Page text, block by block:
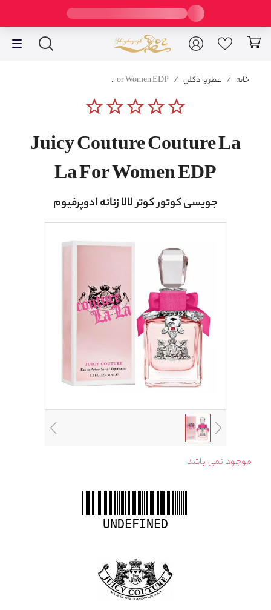
خانه / عطر و ادکلن /
Juicy Couture Couture La La For Women EDP
star_borderstar_borderstar_borderstar_borderstar_border
Juicy Couture Couture La
La For Women EDP
جویسی کوتور کوتر لالا زنانه ادوپرفیوم
موجود نمی باشد
UNDEFINED